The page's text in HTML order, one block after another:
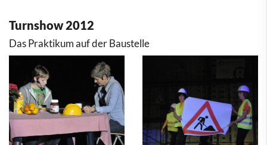
Turnshow 2012
Das Praktikum auf der Baustelle